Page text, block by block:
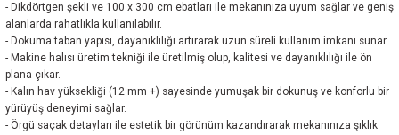
- Dikdörtgen şekli ve 100 x 300 cm ebatları ile mekanınıza uyum sağlar ve geniş
alanlarda rahatlıkla kullanılabilir.
- Dokuma taban yapısı, dayanıklılığı artırarak uzun süreli kullanım imkanı sunar.
- Makine halısı üretim tekniği ile üretilmiş olup, kalitesi ve dayanıklılığı ile ön
plana çıkar.
- Kalın hav yüksekliği (12 mm +) sayesinde yumuşak bir dokunuş ve konforlu bir
yürüyüş deneyimi sağlar.
- Örgü saçak detayları ile estetik bir görünüm kazandırarak mekanınıza şıklık